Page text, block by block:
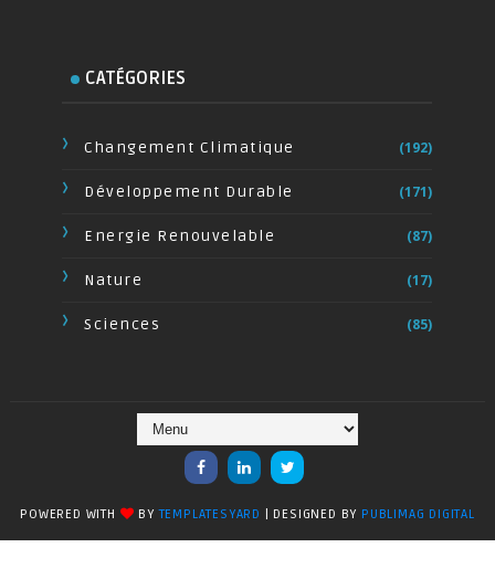
CATÉGORIES
Changement Climatique (192)
Développement Durable (171)
Energie Renouvelable (87)
Nature (17)
Sciences (85)
POWERED WITH BYTEMPLATESYARD | DESIGNED BY PUBLIMAG DIGITAL